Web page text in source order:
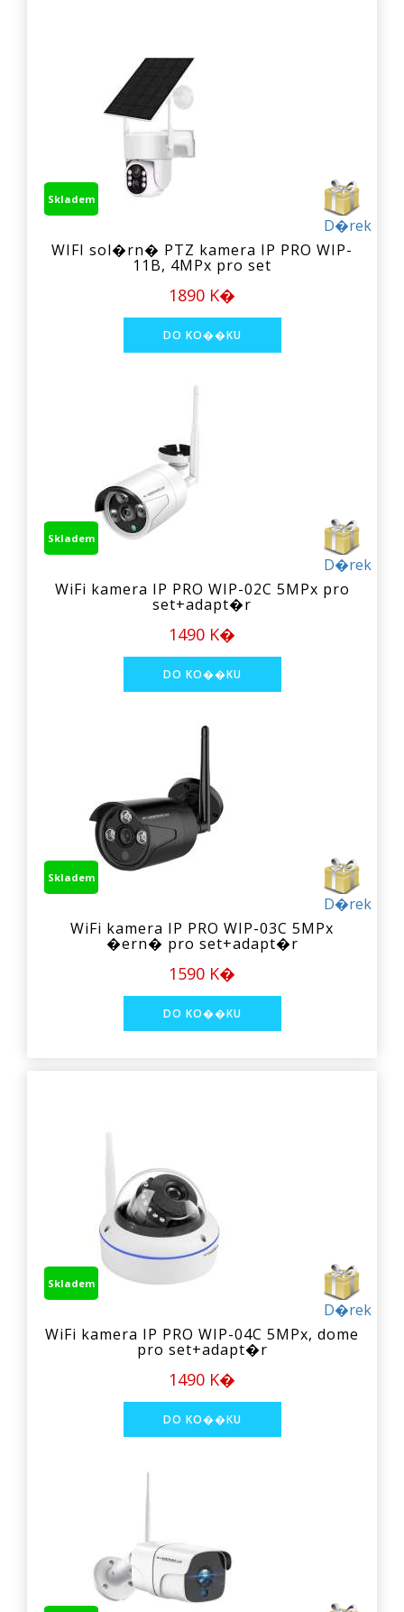
D�rek
Skladem
WIFI sol�rn� PTZ kamera IP PRO WIP-
11B, 4MPx pro set
1890 K�
D�rek
Skladem
WiFi kamera IP PRO WIP-02C 5MPx pro
set+adapt�r
1490 K�
D�rek
Skladem
WiFi kamera IP PRO WIP-03C 5MPx
�ern� pro set+adapt�r
1590 K�
D�rek
Skladem
WiFi kamera IP PRO WIP-04C 5MPx, dome
pro set+adapt�r
1490 K�